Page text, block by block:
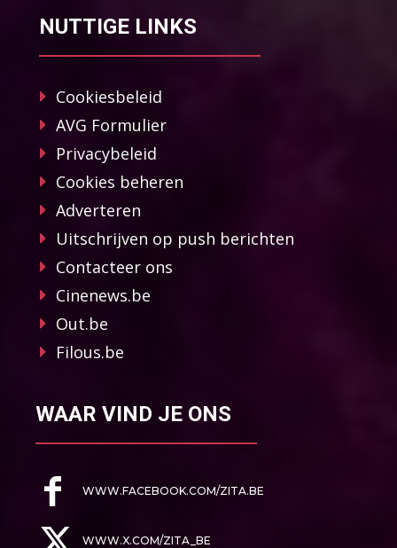
NUTTIGE LINKS
Cookiesbeleid
AVG Formulier
Privacybeleid
Cookies beheren
Adverteren
Uitschrijven op push berichten
Contacteer ons
Cinenews.be
Out.be
Filous.be
WAAR VIND JE ONS
WWW.FACEBOOK.COM/ZITA.BE
WWW.X.COM/ZITA_BE